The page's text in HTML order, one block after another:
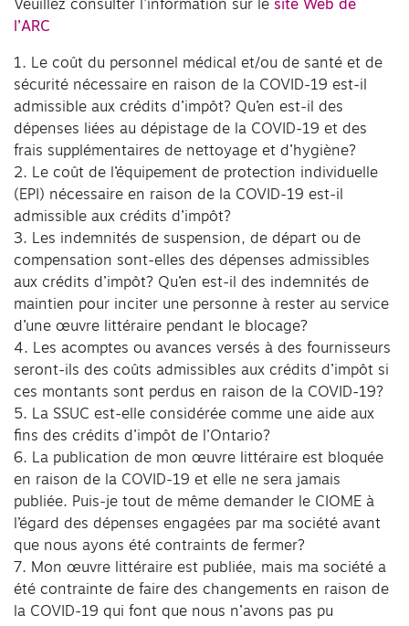
Veuillez consulter l’information sur le site Web de
l’ARC
1. Le coût du personnel médical et/ou de santé et de
sécurité nécessaire en raison de la COVID-19 est-il
admissible aux crédits d’impôt? Qu’en est-il des
dépenses liées au dépistage de la COVID-19 et des
frais supplémentaires de nettoyage et d’hygiène?
2. Le coût de l’équipement de protection individuelle
(EPI) nécessaire en raison de la COVID-19 est-il
admissible aux crédits d’impôt?
3. Les indemnités de suspension, de départ ou de
compensation sont-elles des dépenses admissibles
aux crédits d’impôt? Qu’en est-il des indemnités de
maintien pour inciter une personne à rester au service
d’une œuvre littéraire pendant le blocage?
4. Les acomptes ou avances versés à des fournisseurs
seront-ils des coûts admissibles aux crédits d’impôt si
ces montants sont perdus en raison de la COVID-19?
5. La SSUC est-elle considérée comme une aide aux
fins des crédits d’impôt de l’Ontario?
6. La publication de mon œuvre littéraire est bloquée
en raison de la COVID-19 et elle ne sera jamais
publiée. Puis-je tout de même demander le CIOME à
l’égard des dépenses engagées par ma société avant
que nous ayons été contraints de fermer?
7. Mon œuvre littéraire est publiée, mais ma société a
été contrainte de faire des changements en raison de
la COVID-19 qui font que nous n’avons pas pu